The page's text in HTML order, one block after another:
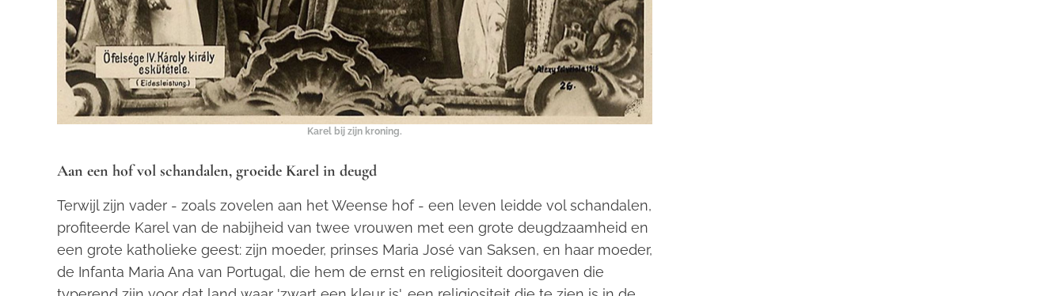
Karel bij zijn kroning.
Aan een hof vol schandalen, groeide Karel in deugd
Terwijl zijn vader - zoals zovelen aan het Weense hof - een leven leidde vol schandalen,
profiteerde Karel van de nabijheid van twee vrouwen met een grote deugdzaamheid en
een grote katholieke geest: zijn moeder, prinses Maria José van Saksen, en haar moeder,
de Infanta Maria Ana van Portugal, die hem de ernst en religiositeit doorgaven die